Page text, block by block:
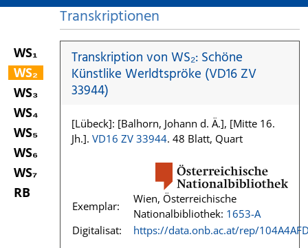
WS₁
WS₂
WS₃
WS₄
WS₅
WS₆
WS₇
RB
Transkriptionen
Transkription von WS₂: Schöne
Künstlike Werldtspröke (VD16 ZV
33944)
[Lübeck]: [Balhorn, Johann d. Ä.], [Mitte 16.
Jh.]. VD16 ZV 33944. 48 Blatt, Quart
Exemplar:
Wien, Österreichische
Nationalbibliothek: 1653-A
Digitalisat:
https://data.onb.ac.at/rep/